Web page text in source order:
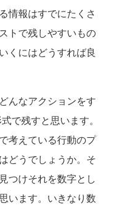
情報はすでにたくさ
トで残しやすいもの
くにはどうすれば良
んなアクションをす
で残すと思います。
考えている行動のプ
どうでしょうか。そ
つけそれを数字とし
います。いきなり数